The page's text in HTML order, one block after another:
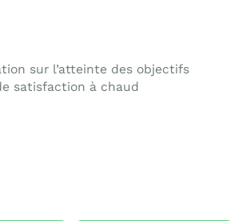
sur l’atteinte des objectifs
satisfaction à chaud